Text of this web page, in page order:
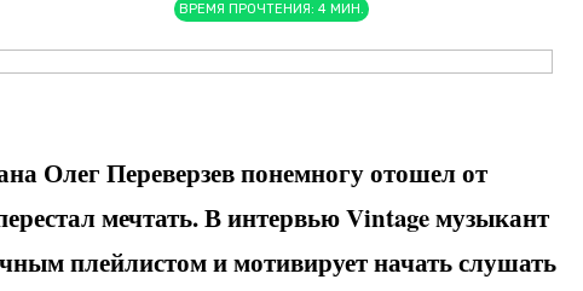
ВРЕМЯ ПРОЧТЕНИЯ: 4 МИН.
Олег Переверзев понемногу отошел от
мечтать. В интервью Vintage музыкант
плейлистом и мотивирует начать слушать